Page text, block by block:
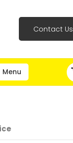
Menu
Contact Us